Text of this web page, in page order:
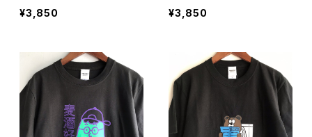
ツ シティグリーン S・M・L・
XLサイズ【ハンドメイドTシ
¥3,850
ERY」Ｔシャツ ブラック S・
M・L・XLサイズ【ハンドメイ
¥3,850